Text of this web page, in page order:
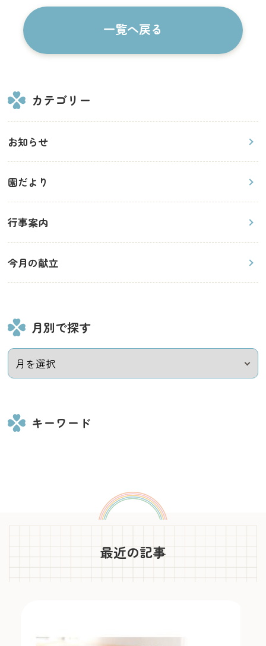
一覧へ戻る
カテゴリー
お知らせ
園だより
行事案内
今月の献立
月別で探す
キーワード
最近の記事